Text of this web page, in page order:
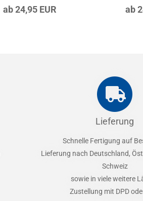
ab 24,95 EUR ab
Lieferung
Schnelle Fertigung auf
Lieferung nach Deutschland,
Schweiz
sowie in viele weitere
Zustellung mit DPD